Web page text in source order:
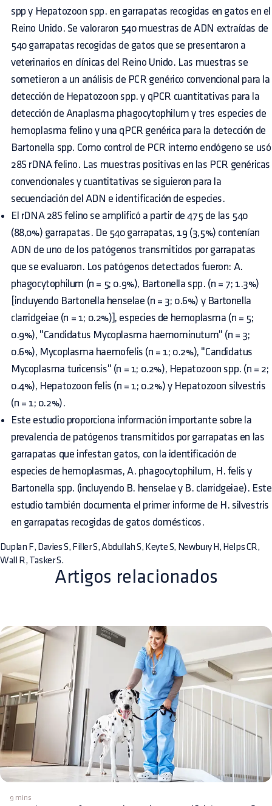
spp y Hepatozoon spp. en garrapatas recogidas en gatos en el
Reino Unido. Se valoraron 540 muestras de ADN extraídas de
540 garrapatas recogidas de gatos que se presentaron a
veterinarios en clínicas del Reino Unido. Las muestras se
sometieron a un análisis de PCR genérico convencional para la
detección de Hepatozoon spp. y qPCR cuantitativas para la
detección de Anaplasma phagocytophilum y tres especies de
hemoplasma felino y una qPCR genérica para la detección de
Bartonella spp. Como control de PCR interno endógeno se usó
28S rDNA felino. Las muestras positivas en las PCR genéricas
convencionales y cuantitativas se siguieron para la
secuenciación del ADN e identificación de especies.
El rDNA 28S felino se amplificó a partir de 475 de las 540
(88,0%) garrapatas. De 540 garrapatas, 19 (3,5%) contenían
ADN de uno de los patógenos transmitidos por garrapatas
que se evaluaron. Los patógenos detectados fueron: A.
phagocytophilum (n = 5; 0.9%), Bartonella spp. (n = 7; 1.3%)
[incluyendo Bartonella henselae (n = 3; 0.6%) y Bartonella
clarridgeiae (n = 1; 0.2%)], especies de hemoplasma (n = 5;
0.9%), "Candidatus Mycoplasma haemominutum" (n = 3;
0.6%), Mycoplasma haemofelis (n = 1; 0.2%), "Candidatus
Mycoplasma turicensis" (n = 1; 0.2%), Hepatozoon spp. (n = 2;
0.4%), Hepatozoon felis (n = 1; 0.2%) y Hepatozoon silvestris
(n = 1; 0.2%).
Este estudio proporciona información importante sobre la
prevalencia de patógenos transmitidos por garrapatas en las
garrapatas que infestan gatos, con la identificación de
especies de hemoplasmas, A. phagocytophilum, H. felis y
Bartonella spp. (incluyendo B. henselae y B. clarridgeiae). Este
estudio también documenta el primer informe de H. silvestris
en garrapatas recogidas de gatos domésticos.
Duplan F, Davies S, Filler S, Abdullah S, Keyte S, Newbury H, Helps CR,
Wall R, Tasker S.
Artigos relacionados
9 mins